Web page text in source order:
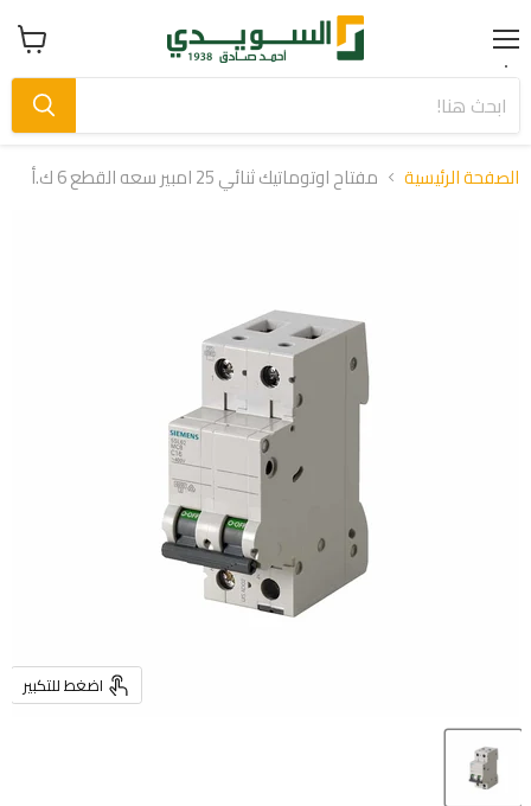
Menu عرض
سلة
الصفحة الرئيسية مفتاح اوتوماتيك ثنائي 25 امبير سعه القطع 6 ك.أ
اضغط للتكبير